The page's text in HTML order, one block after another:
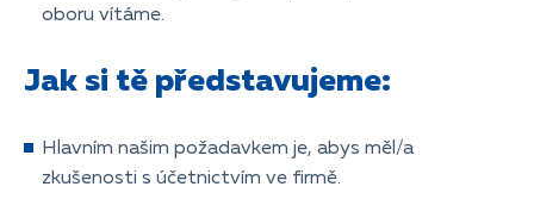
oboru vítáme.
Jak si tě představujeme:
Hlavním našim požadavkem je, abys měl/a
zkušenosti s účetnictvím ve firmě.